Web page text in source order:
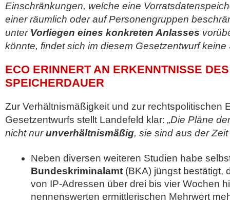
Einschränkungen, welche eine
einer räumlich oder auf Personengruppen
unter Vorliegen eines konkreten Anlasses
könnte, findet sich im diesem Gesetzentwurf keine
ECO ERINNERT AN ERKENNTNISSE
SPEICHERDAUER
Zur Verhältnismäßigkeit und zur rechtspolitischen
Gesetzentwurfs stellt Landefeld klar: „Die Pläne
nicht nurunverhältnismäßig, sie sind aus der Zeit
Neben diversen weiteren Studien habe
Bundeskriminalamt (BKA) jüngst bestätigt,
von IP-Adressen über drei bis vier Wochen
nennenswerten ermittlerischen Mehrwert